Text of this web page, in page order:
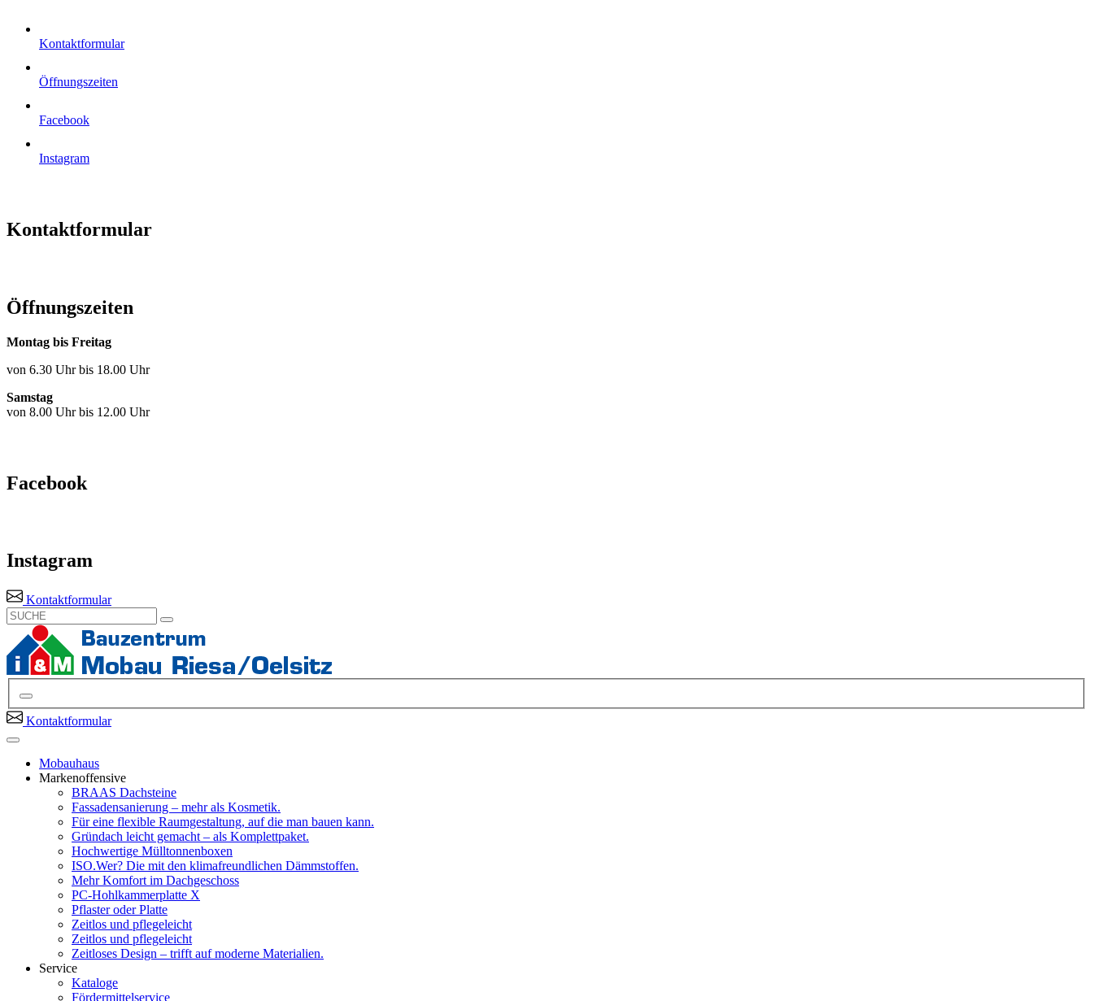
Kontaktformular
Öffnungszeiten
Facebook
Instagram
Kontaktformular
Öffnungszeiten
Montag bis Freitag
von 6.30 Uhr bis 18.00 Uhr
Samstag
von 8.00 Uhr bis 12.00 Uhr
Facebook
Instagram
Kontaktformular
Kontaktformular
Mobauhaus
Markenoffensive
BRAAS Dachsteine
Fassadensanierung – mehr als Kosmetik.
Für eine flexible Raumgestaltung, auf die man bauen kann.
Gründach leicht gemacht – als Komplettpaket.
Hochwertige Mülltonnenboxen
ISO.Wer? Die mit den klimafreundlichen Dämmstoffen.
Mehr Komfort im Dachgeschoss
PC-Hohlkammerplatte X
Pflaster oder Platte
Zeitlos und pflegeleicht
Zeitlos und pflegeleicht
Zeitloses Design – trifft auf moderne Materialien.
Service
Kataloge
Fördermittelservice